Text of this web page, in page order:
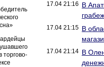
торгово-
17.04 21:16 В
17.04 21:15 В
17.04 21:14 В